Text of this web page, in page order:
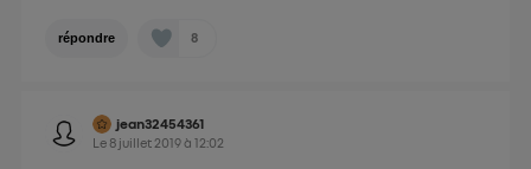
répondre 8
jean32454361
Le 8 juillet 2019à12:02
de votre contrat internet (ex : votre numéro de
internet. Ainsi, toutes les personnes utilisant la
même connexion et ayant consenties se verront